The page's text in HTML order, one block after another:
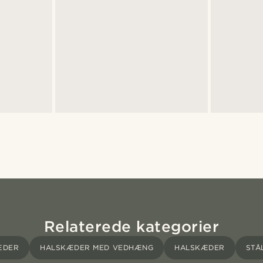
Relaterede kategorier
HALSKÆDER MED VEDHÆNG HALSKÆDER